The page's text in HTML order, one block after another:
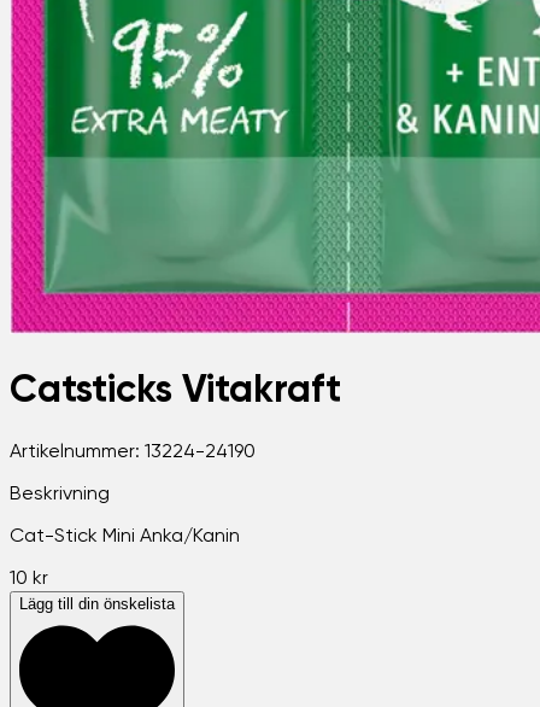
Catsticks Vitakraft
Artikelnummer: 13224-24190
Beskrivning
Cat-Stick Mini Anka/Kanin
10 kr
Lägg till din önskelista